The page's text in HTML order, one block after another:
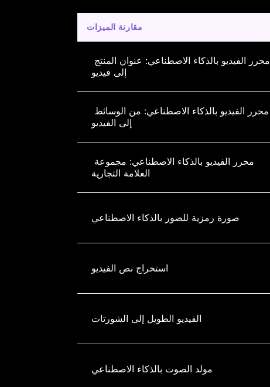
مقارنة الميزات
محرر الفيديو بالذكاء الاصطناعي: عنوان المنتج
إلى فيديو
محرر الفيديو بالذكاء الاصطناعي: من الوسائط
إلى الفيديو
محرر الفيديو بالذكاء الاصطناعي: مجموعة
العلامة التجارية
صورة رمزية للصور بالذكاء الاصطناعي
استخراج نص الفيديو
الفيديو الطويل إلى الشورتات
مولد الصوت بالذكاء الاصطناعي